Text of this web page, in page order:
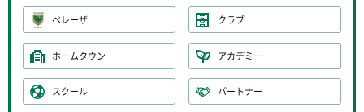
ベレーザ クラブ
ホームタウン アカデミー
スクール パートナー